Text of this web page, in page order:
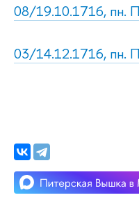
08/19.10.1716, пн.
03/14.12.1716, пн.